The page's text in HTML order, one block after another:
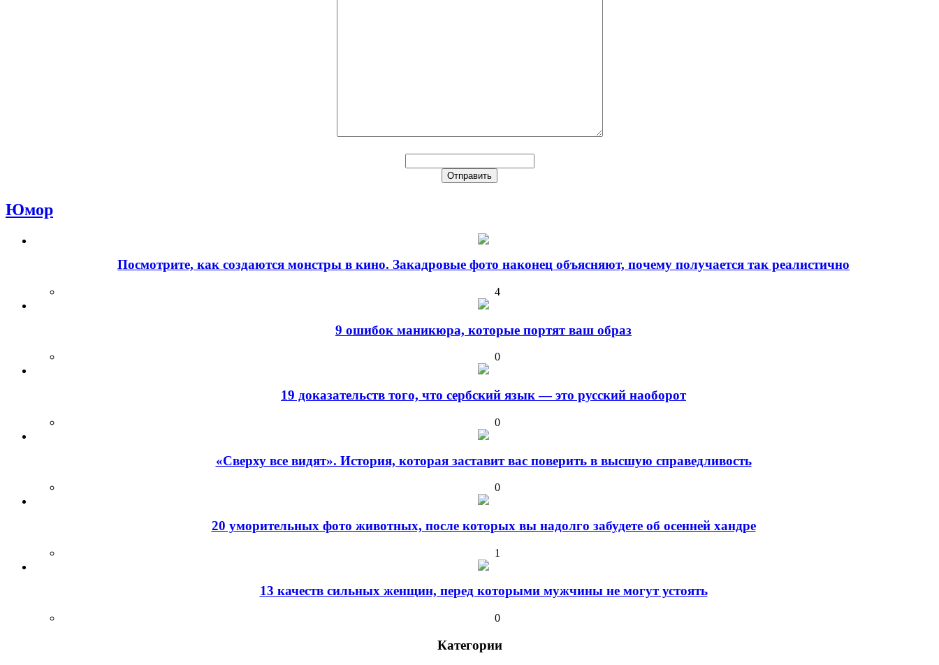
Юмор
Посмотрите, как создаются монстры в кино. Закадровые фото наконец объясняют, почему получается так реалистично
4
9 ошибок маникюра, которые портят ваш образ
0
19 доказательств того, что сербский язык — это русский наоборот
0
«Сверху все видят». История, которая заставит вас поверить в высшую справедливость
0
20 уморительных фото животных, после которых вы надолго забудете об осенней хандре
1
13 качеств сильных женщин, перед которыми мужчины не могут устоять
0
Категории